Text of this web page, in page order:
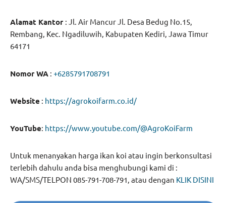
Alamat Kantor : Jl. Air Mancur Jl. Desa Bedug No.15,
Rembang, Kec. Ngadiluwih, Kabupaten Kediri, Jawa Timur
64171
Nomor WA : +6285791708791
Website : https://agrokoifarm.co.id/
YouTube: https://www.youtube.com/@AgroKoiFarm
Untuk menanyakan harga ikan koi atau ingin berkonsultasi
terlebih dahulu anda bisa menghubungi kami di :
WA/SMS/TELPON 085-791-708-791, atau dengan KLIK DISINI